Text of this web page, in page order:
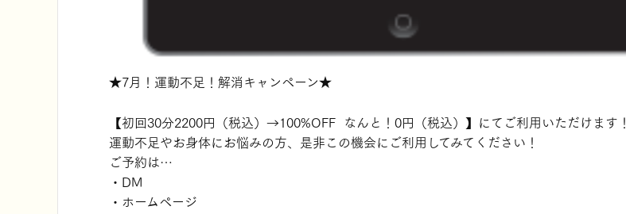
★7月！運動不足！解消キャンペーン★
【初回30分2200円（税込）→100%OFF なんと！0円（税込）】にてご利用いただけます！
運動不足やお身体にお悩みの方、是非この機会にご利用してみてください！
ご予約は…
・DM
・ホームページ